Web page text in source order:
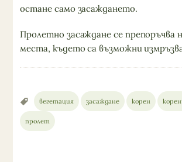
остане само засаждането.
Пролетно засаждане се препоръчва
места, където са възможни
вегетация засаждане корен
пролет